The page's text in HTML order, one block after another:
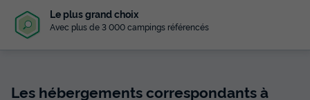
Le plus grand choix
Avec plus de 3 000 campings référencés
Les hébergements correspondants à